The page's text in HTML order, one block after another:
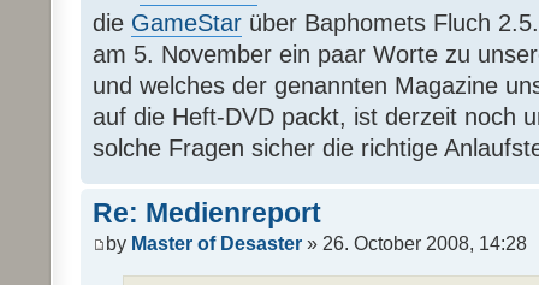
die GameStar über Baphomets Fluch
am 5. November ein paar Worte zu
und welches der genannten Magazine
auf die Heft-DVD packt, ist derzeit noch
solche Fragen sicher die richtige
Re: Medienreport
by Master of Desaster » 26. October 2008, 14:28